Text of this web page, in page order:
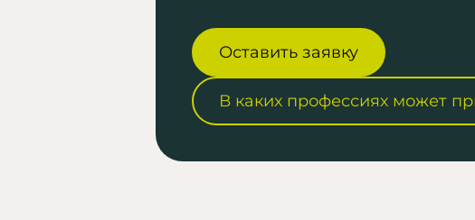
Оставить заявку
В каких профессиях может